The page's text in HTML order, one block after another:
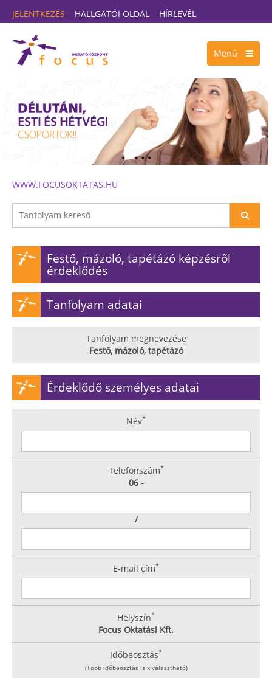
JELENTKEZÉS HALLGATÓI OLDAL HÍRLEVÉL
Menü
WWW.FOCUSOKTATAS.HU
Festő, mázoló, tapétázó képzésről
érdeklődés
Tanfolyam adatai
Tanfolyam megnevezése
Festő, mázoló, tapétázó
Érdeklődő személyes adatai
Név*
Telefonszám*
06 -
/
E-mail cím*
Helyszín*
Focus Oktatási Kft.
Időbeosztás*
(Több időbeosztás is kiválasztható)